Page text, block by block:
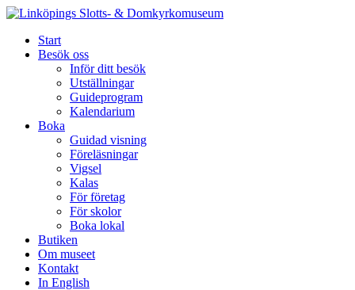
Start
Besök oss
Inför ditt besök
Utställningar
Guideprogram
Kalendarium
Boka
Guidad visning
Föreläsningar
Vigsel
Kalas
För företag
För skolor
Boka lokal
Butiken
Om museet
Kontakt
In English